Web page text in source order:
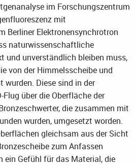
im Forschungszentrum
mit
Berliner Elektronensynchrotron
naturwissenschaftliche
und unverständlich bleiben muss,
von der Himmelsscheibe und
wurden. Diese sind in der
über die Oberfläche der
die zusammen mit
wurden, umgesetzt worden.
gleichsam aus der Sicht
zum Anfassen
ein Gefühl für das Material, die